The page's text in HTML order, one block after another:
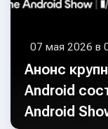
07 мая 2026 в
Анонс
Android
Android